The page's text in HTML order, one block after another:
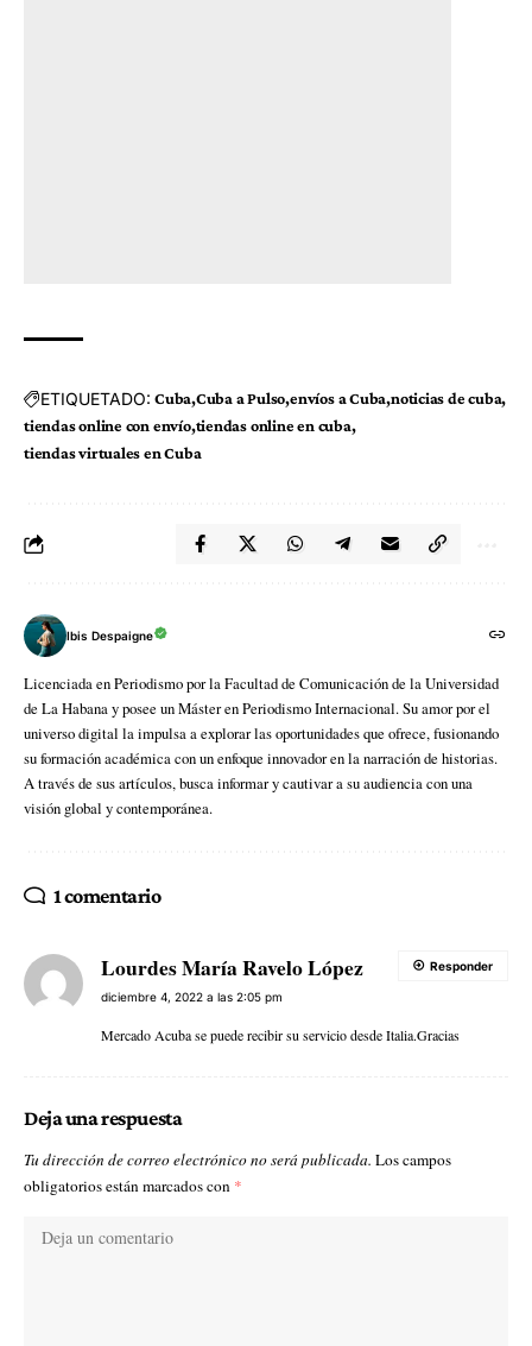
ETIQUETADO: Cuba Cuba a Pulso envíos a Cuba noticias de cuba
tiendas online con envío tiendas online en cuba
tiendas virtuales en Cuba
Ibis Despaigne
Licenciada en Periodismo por la Facultad de Comunicación de la Universidad
de La Habana y posee un Máster en Periodismo Internacional. Su amor por el
universo digital la impulsa a explorar las oportunidades que ofrece, fusionando
su formación académica con un enfoque innovador en la narración de historias.
A través de sus artículos, busca informar y cautivar a su audiencia con una
visión global y contemporánea.
1 comentario
Lourdes María Ravelo López
diciembre 4, 2022 a las 2:05 pm
Mercado Acuba se puede recibir su servicio desde Italia.Gracias
Responder
Deja una respuesta
Tu dirección de correo electrónico no será publicada. Los campos
obligatorios están marcados con *